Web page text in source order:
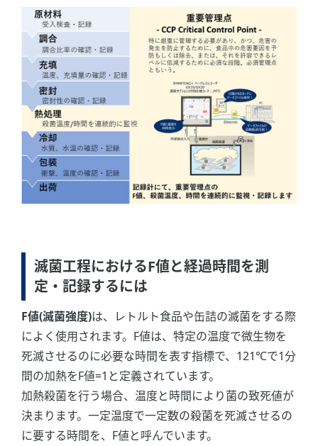
滅菌工程におけるF値と経過時間を測
定・記録するには
F値(滅菌強度)は、レトルト食品や缶詰の滅菌をする際
によく使用されます。F値は、特定の温度で微生物を
死滅させるのに必要な時間を表す指標で、121℃で1分
間の加熱をF値=1と定義されています。
加熱殺菌を行う場合、温度と時間により菌の致死値が
決まります。一定温度で一定数の殺菌を死滅させるの
に要する時間を、F値と呼んでいます。